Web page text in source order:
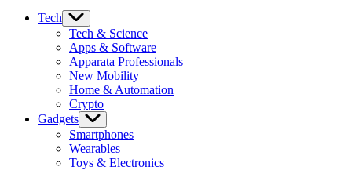
Tech
Tech & Science
Apps & Software
Apparata Professionals
New Mobility
Home & Automation
Crypto
Gadgets
Smartphones
Wearables
Toys & Electronics